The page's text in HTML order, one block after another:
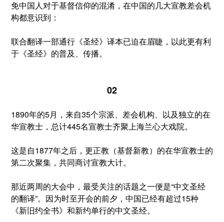
免中国人对于基督信仰的混淆，在中国的几大宣教差会机
构都意识到：
联合翻译一部通行《圣经》译本已迫在眉睫，以此更有利
于《圣经》的普及、传播。
02
1890年的5月，来自35个宗派、差会机构、以及独立的在
华宣教士，总计445名宣教士齐聚上海兰心大戏院。
这是自1877年之后，更正教（基督新教）的在华宣教士的
第二次聚集，共同商讨宣教大计。
那近两周的大会中，最受关注的话题之一便是“中文圣经
的翻译”。因为时至开会的前夕，中国已经有超过15种
《新旧约全书》和新约单行的中文圣经。